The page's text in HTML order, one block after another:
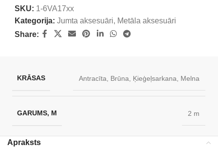
SKU: 1-6VA17xx
Kategorija: Jumta aksesuāri, Metāla aksesuāri
Share:
KRĀSAS Antracīta Brūna Ķieģeļsarkana Melna
GARUMS, M 2 m
Apraksts